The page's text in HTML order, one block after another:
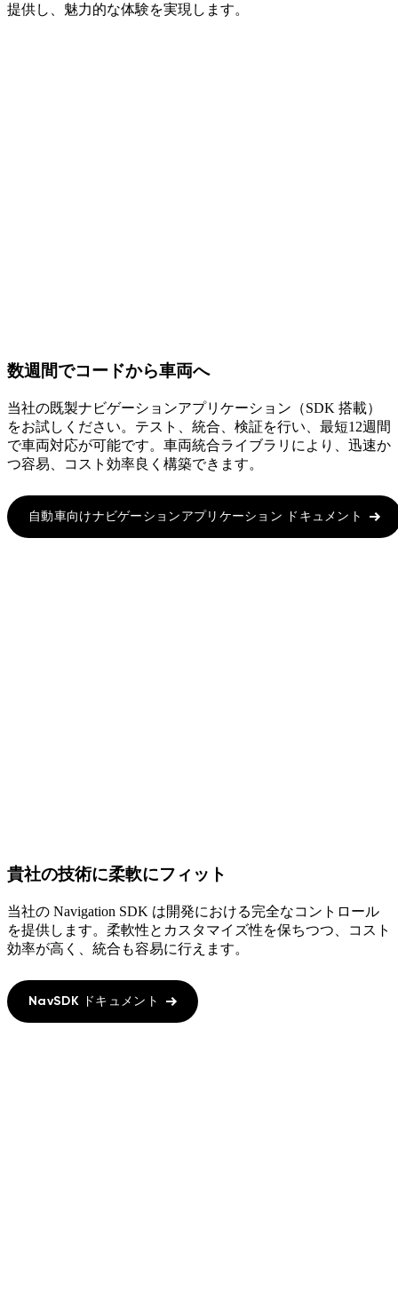
提供し、魅力的な体験を実現します。
数週間でコードから車両へ
当社の既製ナビゲーションアプリケーション（SDK 搭載）
をお試しください。テスト、統合、検証を行い、最短12週間
で車両対応が可能です。車両統合ライブラリにより、迅速か
つ容易、コスト効率良く構築できます。
自動車向けナビゲーションアプリケーション ドキュメント
貴社の技術に柔軟にフィット
当社の Navigation SDK は開発における完全なコントロール
を提供します。柔軟性とカスタマイズ性を保ちつつ、コスト
効率が高く、統合も容易に行えます。
NavSDK ドキュメント